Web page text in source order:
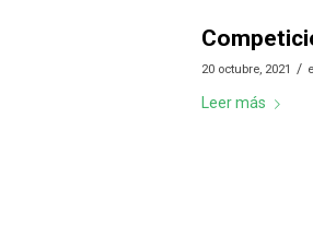
20 octubre, 2021 /
Leer más